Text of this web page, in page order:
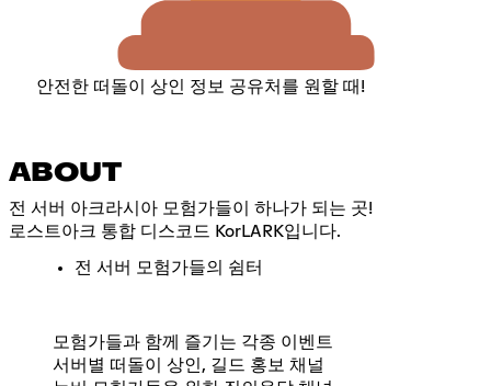
안전한 떠돌이 상인 정보 공유처를 원할 때!
ABOUT
전 서버 아크라시아 모험가들이 하나가 되는 곳!
로스트아크 통합 디스코드 KorLARK입니다.
전 서버 모험가들의 쉼터
모험가들과 함께 즐기는 각종 이벤트
서버별 떠돌이 상인, 길드 홍보 채널